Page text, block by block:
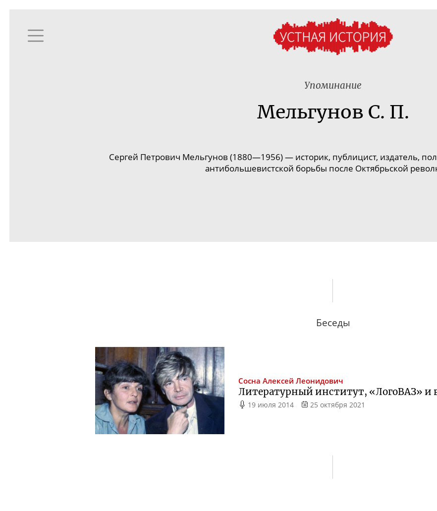
Упоминание
Мельгунов С. П.
Сергей Петрович Мельгунов (1880—1956) — историк, публицист, издатель,
антибольшевистской борьбы после Октябрьской
Беседы
Сосна Алексей Леонидович
Литературный институт, «ЛогоВАЗ» и
19 июля 2014 25 октября 2021